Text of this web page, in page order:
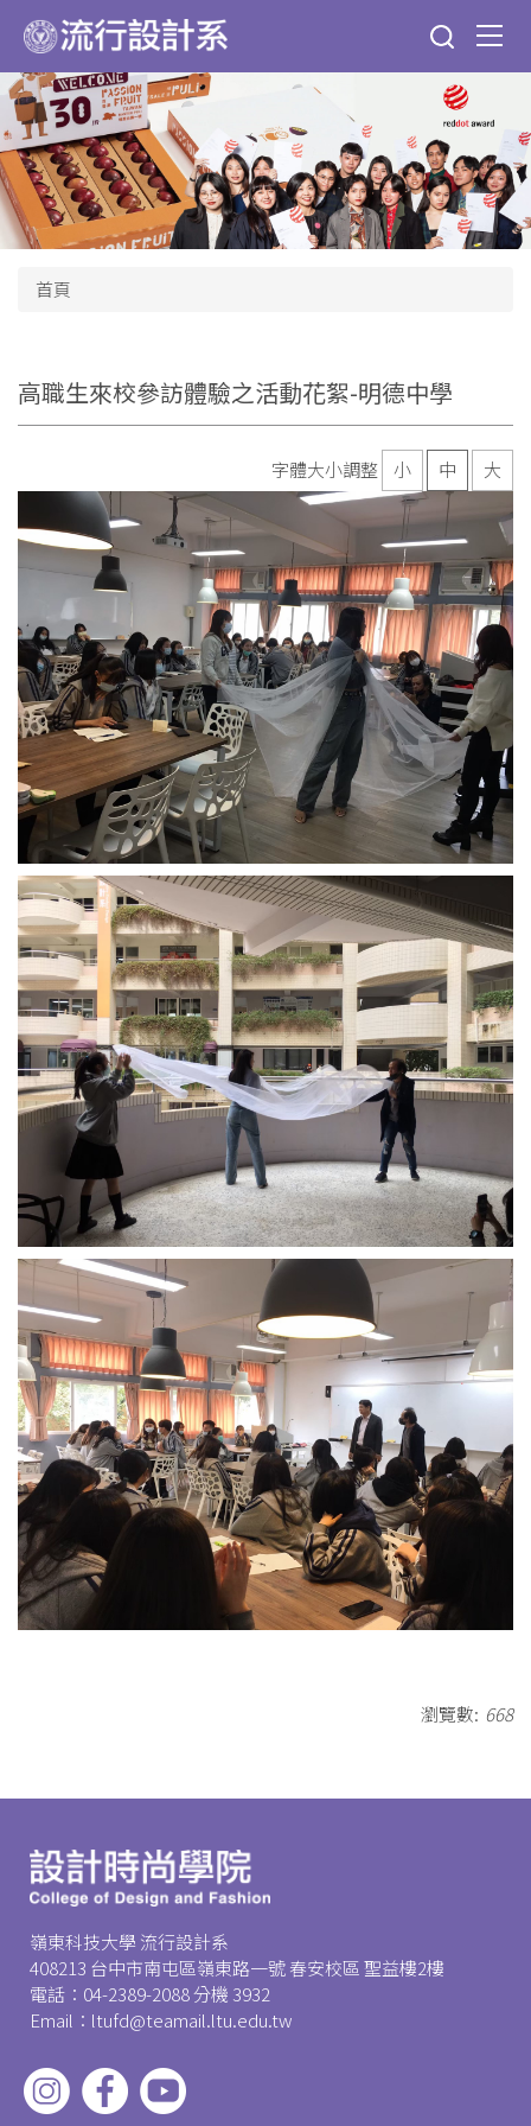
到
主
要
內
容
區
首頁
高職生來校參訪體驗之活動花絮-明德中學
字體大小調整 小 中 大
瀏覽數: 668
嶺東科技大學 流行設計系
408213 台中市南屯區嶺東路一號 春安校區 聖益樓2樓
電話：04-2389-2088 分機 3932
Email：ltufd@teamail.ltu.edu.tw